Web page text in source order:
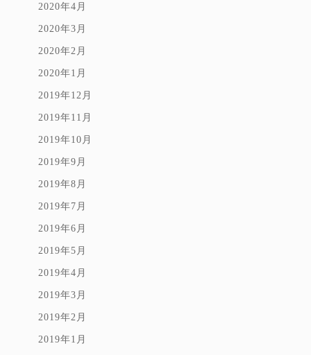
2020年4月
2020年3月
2020年2月
2020年1月
2019年12月
2019年11月
2019年10月
2019年9月
2019年8月
2019年7月
2019年6月
2019年5月
2019年4月
2019年3月
2019年2月
2019年1月